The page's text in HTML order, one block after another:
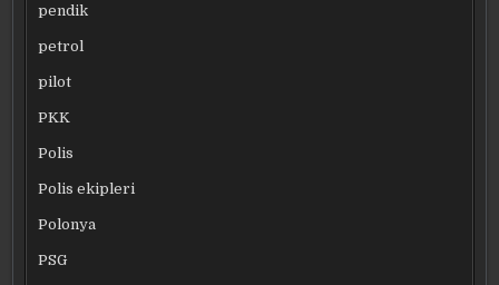
pendik
petrol
pilot
PKK
Polis
Polis ekipleri
Polonya
PSG